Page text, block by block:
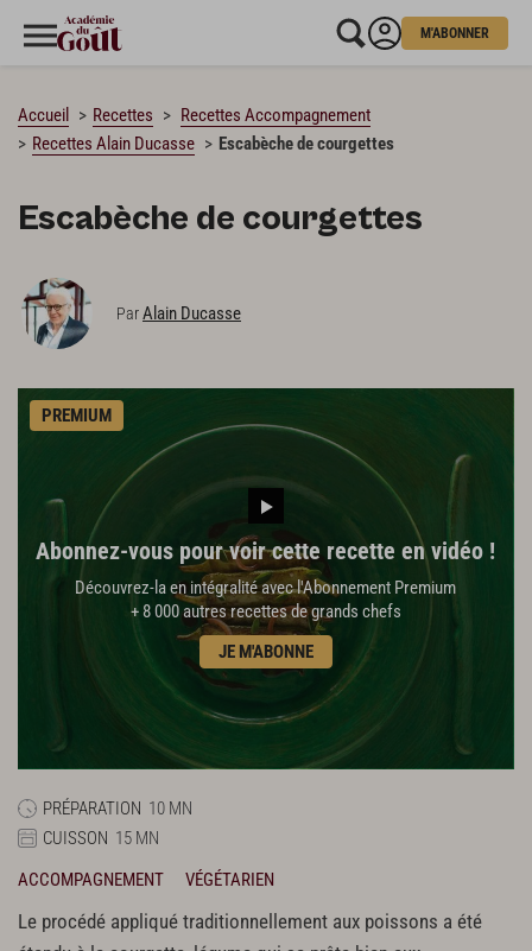
M'ABONNER
Accueil Recettes
Recettes Accompagnement
Recettes Alain Ducasse
Escabèche de courgettes
Escabèche de courgettes
ParAlain Ducasse
PREMIUM
Abonnez-vous pour voir cette recette en vidéo !
Découvrez-la en intégralité avec l'Abonnement Premium
+ 8 000 autres recettes de grands chefs
JE M'ABONNE
PRÉPARATION 10 MN
CUISSON 15 MN
ACCOMPAGNEMENT
VÉGÉTARIEN
Le procédé appliqué traditionnellement aux poissons a été
CHARGEMENT…